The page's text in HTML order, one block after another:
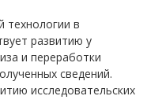
технологии в
развитию у
и переработки
сведений.
исследовательских